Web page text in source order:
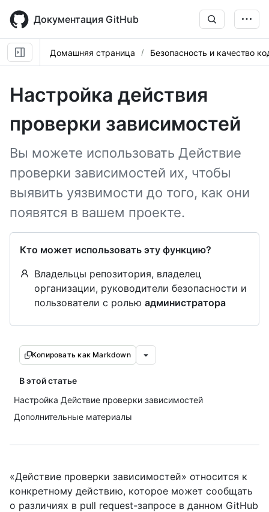
main
content
Документация GitHub
Домашняя страница Безопасность и качество
Настройка действия
проверки зависимостей
Вы можете использовать Действие
проверки зависимостей их, чтобы
выявить уязвимости до того, как они
появятся в вашем проекте.
Кто может использовать эту функцию?
Владельцы репозитория, владелец
организации, руководители безопасности и
пользователи с ролью администратора
Копировать как Markdown
В этой статье
Настройка Действие проверки зависимостей
Дополнительные материалы
«Действие проверки зависимостей» относится к
конкретному действию, которое может сообщать
о различиях в pull request-запросе в данном GitHub